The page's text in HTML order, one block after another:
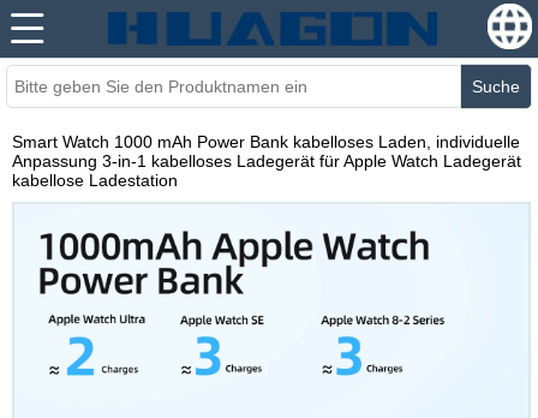
Suche
Smart Watch 1000 mAh Power Bank kabelloses Laden, individuelle
Anpassung 3-in-1 kabelloses Ladegerät für Apple Watch Ladegerät
kabellose Ladestation